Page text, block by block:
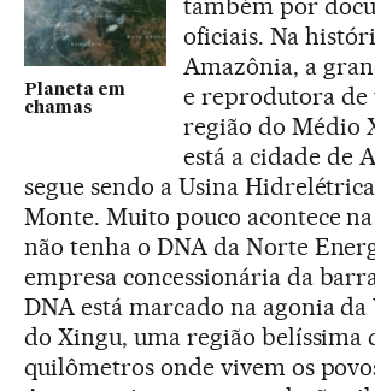
Planeta em
chamas
também por
oficiais. Na
Amazônia, a
e reprodutora de
região do Médio
está a cidade de
segue sendo a Usina
Monte. Muito pouco acontece
não tenha o DNA da Norte
empresa concessionária da
DNA está marcado na agonia
do Xingu, uma região belíssima
quilômetros onde vivem os